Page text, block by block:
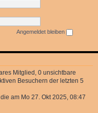
Angemeldet bleiben
Mitglied, 0 unsichtbare
Besuchern der letzten 5
am Mo 27. Okt 2025, 08:47